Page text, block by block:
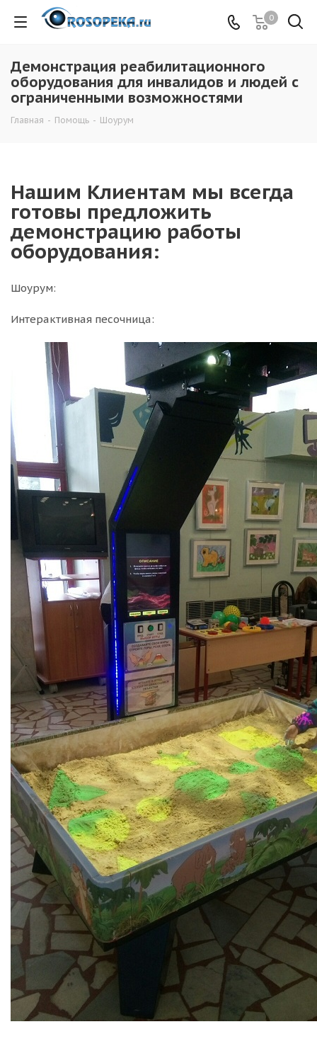
0
Демонстрация реабилитационного
оборудования для инвалидов и людей с
ограниченными возможностями
Главная - Помощь - Шоурум
Нашим Клиентам мы всегда
готовы предложить
демонстрацию работы
оборудования:
Шоурум:
Интерактивная песочница: